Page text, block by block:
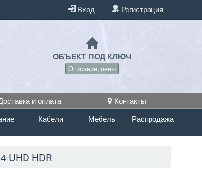
Вход Регистрация
ОБЪЕКТ ПОД КЛЮЧ
Описание, цены
и оплата
Контакты
Кабели Мебель Распродажа
UHD HDR